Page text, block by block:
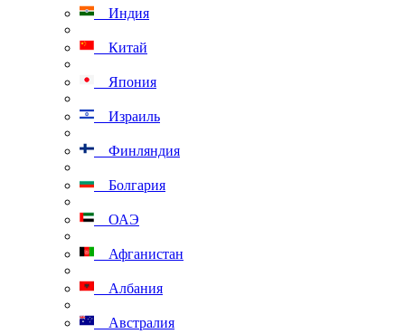
Индия
Китай
Япония
Израиль
Финляндия
Болгария
ОАЭ
Афганистан
Албания
Австралия